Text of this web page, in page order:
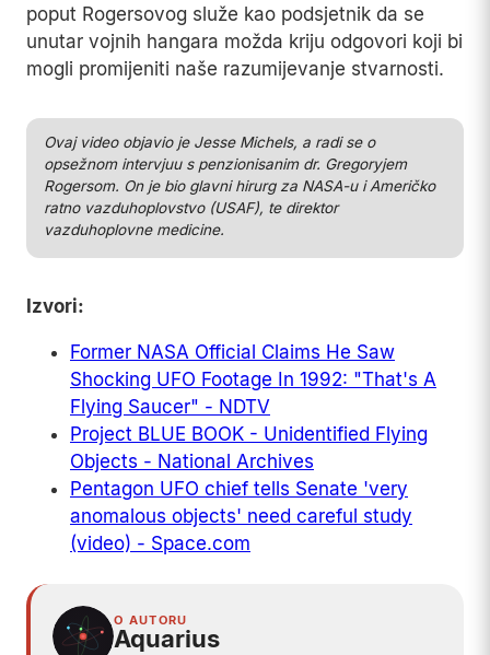
poput Rogersovog služe kao podsjetnik da se
unutar vojnih hangara možda kriju odgovori koji bi
mogli promijeniti naše razumijevanje stvarnosti.
Ovaj video objavio je Jesse Michels, a radi se o
opsežnom intervjuu s penzionisanim dr. Gregoryjem
Rogersom. On je bio glavni hirurg za NASA-u i Američko
ratno vazduhoplovstvo (USAF), te direktor
vazduhoplovne medicine.
Izvori:
Former NASA Official Claims He Saw
Shocking UFO Footage In 1992: "That's A
Flying Saucer" - NDTV
Project BLUE BOOK - Unidentified Flying
Objects - National Archives
Pentagon UFO chief tells Senate 'very
anomalous objects' need careful study
(video) - Space.com
O AUTORU
Aquarius